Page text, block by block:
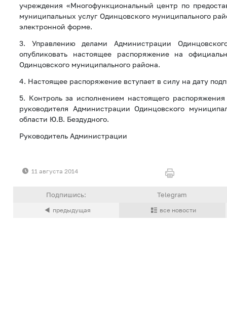
учреждения «Многофункциональный центр по
муниципальных услуг Одинцовского муниципального
электронной форме.
3. Управлению делами Администрации
опубликовать настоящее распоряжение на
Одинцовского муниципального района.
4. Настоящее распоряжение вступает в силу на дату
5. Контроль за исполнением настоящего
руководителя Администрации Одинцовского
области Ю.В. Бездудного.
Руководитель Администрации
11 августа 2014